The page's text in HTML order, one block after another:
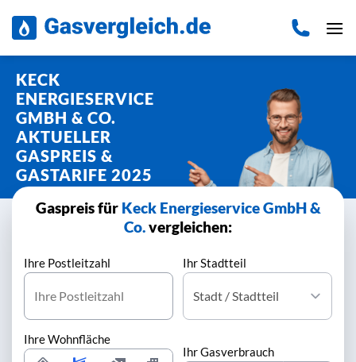
Inhalt
KECK
ENERGIESERVICE
GMBH & CO.
AKTUELLER
GASPREIS &
GASTARIFE 2025
Gaspreis für Keck Energieservice GmbH &
Co.vergleichen:
Ihre Postleitzahl Ihr Stadtteil
Ihre Wohnfläche
Ihr Gasverbrauch